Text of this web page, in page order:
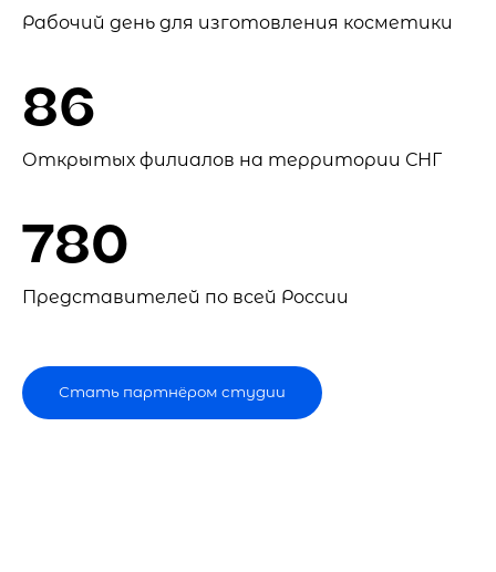
Рабочий день для изготовления косметики
86
Открытых филиалов на территории СНГ
780
Представителей по всей России
Стать партнёром студии